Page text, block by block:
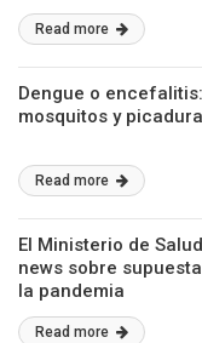
Read more
Dengue o
mosquitos y
Read more
El Ministerio de
news sobre
la pandemia
Read more